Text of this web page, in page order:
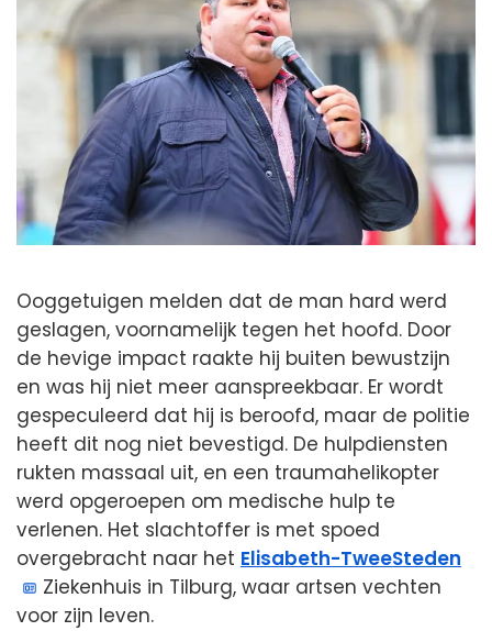
Ooggetuigen melden dat de man hard werd
geslagen, voornamelijk tegen het hoofd. Door
de hevige impact raakte hij buiten bewustzijn
en was hij niet meer aanspreekbaar. Er wordt
gespeculeerd dat hij is beroofd, maar de politie
heeft dit nog niet bevestigd. De hulpdiensten
rukten massaal uit, en een traumahelikopter
werd opgeroepen om medische hulp te
verlenen. Het slachtoffer is met spoed
overgebracht naar het Elisabeth-TweeSteden
Ziekenhuis in Tilburg, waar artsen vechten
voor zijn leven.